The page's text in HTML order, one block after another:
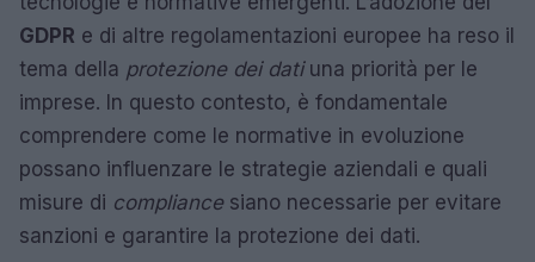
GDPR e di altre regolamentazioni europee ha reso il
tema della protezione dei datiuna priorità per le
imprese. In questo contesto, è fondamentale
comprendere come le normative in evoluzione
possano influenzare le strategie aziendali e quali
misure di compliancesiano necessarie per evitare
sanzioni e garantire la protezione dei dati.